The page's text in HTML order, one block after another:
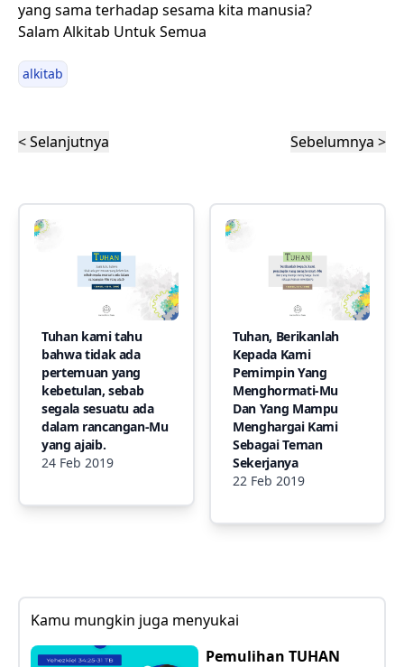
yang sama terhadap sesama kita manusia?
Salam Alkitab Untuk Semua
alkitab
< Selanjutnya Sebelumnya >
Tuhan kami tahu
bahwa tidak ada
pertemuan yang
kebetulan, sebab
segala sesuatu ada
dalam rancangan-Mu
yang ajaib.
24 Feb 2019
Tuhan, Berikanlah
Kepada Kami
Pemimpin Yang
Menghormati-Mu
Dan Yang Mampu
Menghargai Kami
Sebagai Teman
Sekerjanya
22 Feb 2019
Kamu mungkin juga menyukai
Pemulihan TUHAN